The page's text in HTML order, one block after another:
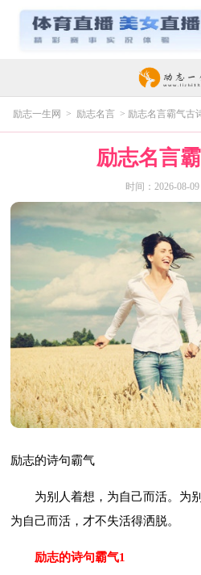
励志一生网 > 励志名言 > 励志名言霸气古
励志名言
时间：2026-08-09
励志的诗句霸气
为别人着想，为自己而活。为别
为自己而活，才不失活得洒脱。
励志的诗句霸气1